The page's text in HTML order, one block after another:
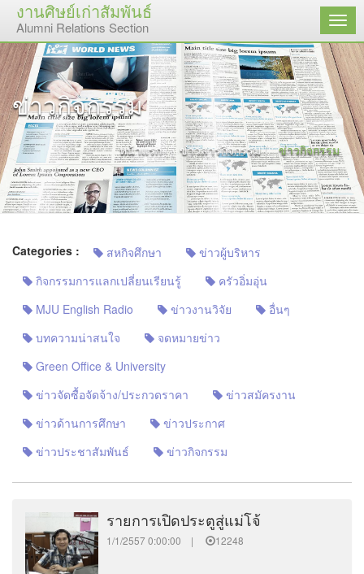
งานศิษย์เก่าสัมพันธ์
Alumni Relations Section เมนู
ข่าวกิจกรรม
หน้าแรก ข่าวสารกิจกรรม ข่าวกิจกรรม
Categories : สหกิจศึกษา
ข่าวผู้บริหาร
กิจกรรมการแลกเปลี่ยนเรียนรู้
ครัวอิ่มอุ่น
MJU English Radio
ข่าวงานวิจัย
อื่นๆ
บทความน่าสนใจ
จดหมายข่าว
Green Office & University
ข่าวจัดซื้อจัดจ้าง/ประกวดราคา
ข่าวสมัครงาน
ข่าวด้านการศึกษา
ข่าวประกาศ
ข่าวประชาสัมพันธ์
ข่าวกิจกรรม
รายการเปิดประตูสู่แม่โจ้
1/1/2557 0:00:00 | 12248